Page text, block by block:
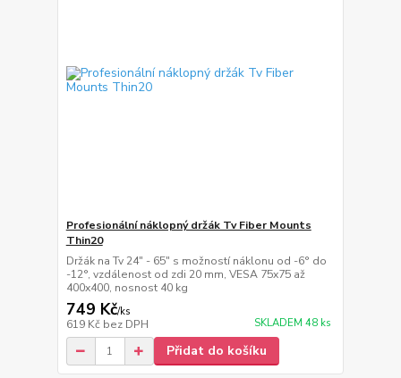
Profesionální náklopný držák Tv Fiber Mounts
Thin20
Držák na Tv 24" - 65" s možností náklonu od -6° do
-12°, vzdálenost od zdi 20 mm, VESA 75x75 až
400x400, nosnost 40 kg
749 Kč/ks
619 Kč bez DPH SKLADEM 48 ks
Přidat do košíku